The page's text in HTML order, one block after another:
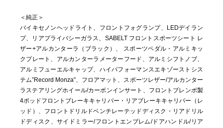
＜純正＞
バイキセノンヘッドライト、フロントフォグランプ、LEDデイラン
プ、リアプライバシーガラス、SABELT フロントスポーツシート レ
ザー+アルカンターラ（ブラック）、 スポーツペダル・アルミキッ
クプレート、アルカンターラメーターフード、アルミシフトノブ、
アルミフューエルキャップ、ハイパフォーマンスエキゾーストシス
テム”Record Monza”、フロアマット、スポーツレザー/アルカンター
ラステアリングホイール/カーボンインサート、フロントブレンボ製
4ポッドフロントブレーキキャリパー・リアブレーキキャリパー（レ
ッド）、フロントドリルドベンチレーテッドディスク・リアドリル
ドディスク、サイドミラー/フロントエンブレム/ドアハンドル/リア